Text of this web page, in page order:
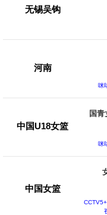
无锡吴钩
河南
咪
中国U18女篮
国青
咪
中国女篮